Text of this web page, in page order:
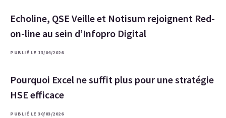
Echoline, QSE Veille et Notisum rejoignent Red-
on-line au sein d’Infopro Digital
PUBLIÉ LE 13/04/2026
Pourquoi Excel ne suffit plus pour une stratégie
HSE efficace
PUBLIÉ LE 30/03/2026